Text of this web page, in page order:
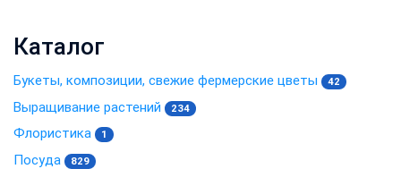
Каталог
Букеты, композиции, свежие фермерские цветы 42
Выращивание растений 234
Флористика 1
Посуда 829